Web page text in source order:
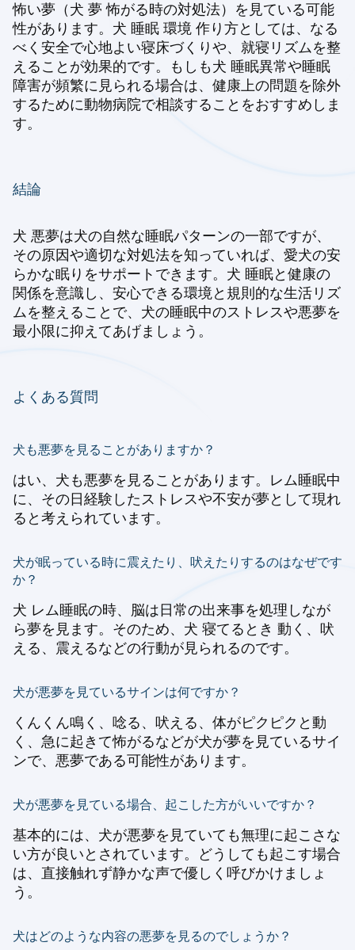
怖い夢（犬 夢 怖がる時の対処法）を見ている可能
性があります。犬 睡眠 環境 作り方としては、なる
べく安全で心地よい寝床づくりや、就寝リズムを整
えることが効果的です。もしも犬 睡眠異常や睡眠
障害が頻繁に見られる場合は、健康上の問題を除外
するために動物病院で相談することをおすすめしま
す。
結論
犬 悪夢は犬の自然な睡眠パターンの一部ですが、
その原因や適切な対処法を知っていれば、愛犬の安
らかな眠りをサポートできます。犬 睡眠と健康の
関係を意識し、安心できる環境と規則的な生活リズ
ムを整えることで、犬の睡眠中のストレスや悪夢を
最小限に抑えてあげましょう。
よくある質問
犬も悪夢を見ることがありますか？
はい、犬も悪夢を見ることがあります。レム睡眠中
に、その日経験したストレスや不安が夢として現れ
ると考えられています。
犬が眠っている時に震えたり、吠えたりするのはなぜです
か？
犬 レム睡眠の時、脳は日常の出来事を処理しなが
ら夢を見ます。そのため、犬 寝てるとき 動く、吠
える、震えるなどの行動が見られるのです。
犬が悪夢を見ているサインは何ですか？
くんくん鳴く、唸る、吠える、体がピクピクと動
く、急に起きて怖がるなどが犬が夢を見ているサイ
ンで、悪夢である可能性があります。
犬が悪夢を見ている場合、起こした方がいいですか？
基本的には、犬が悪夢を見ていても無理に起こさな
い方が良いとされています。どうしても起こす場合
は、直接触れず静かな声で優しく呼びかけましょ
う。
犬はどのような内容の悪夢を見るのでしょうか？